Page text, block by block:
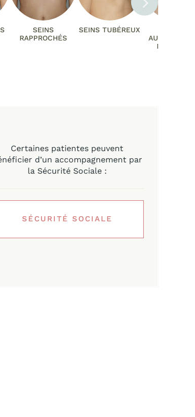
SEINS
RAPPROCHÉS
SEINS TUBÉREUX
MAMMAIRE
Certaines patientes peuvent
d’un accompagnement par
la Sécurité Sociale :
SÉCURITÉ SOCIALE